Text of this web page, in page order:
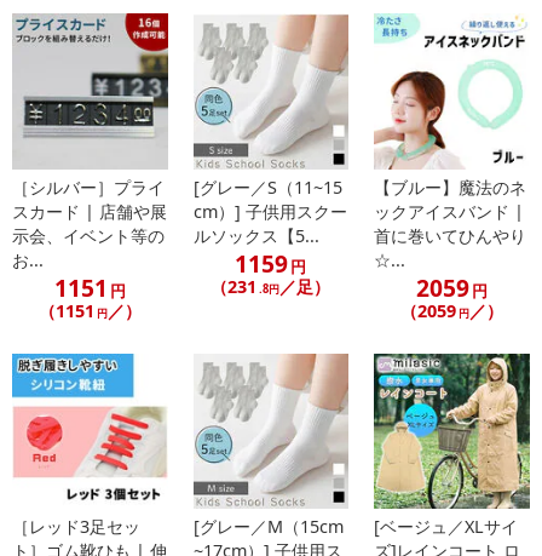
［シルバー］プライ
スカード | 店舗や展
示会、イベント等の
お...
1151 円
（1151 円／）
[グレー／S（11~15
cm）] 子供用スクー
ルソックス【5...
1159円
（231 .8円 ／足）
【ブルー】魔法のネ
ックアイスバンド |
首に巻いてひんやり
☆...
2059円
（2059 円 ／）
［レッド3足セッ
ト］ゴム靴ひも | 伸
[グレー／M（15cm
~17cm）] 子供用ス
[ベージュ／XLサイ
ズ]レインコート ロ